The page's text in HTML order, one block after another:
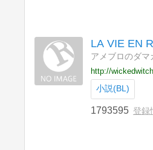
LA VIE EN
アメブロのダマ
http://
小説(BL)
1793595 登録